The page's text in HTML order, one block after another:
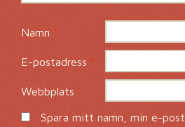
Namn*
E-postadress*
Webbplats
Spara mitt namn, min e-